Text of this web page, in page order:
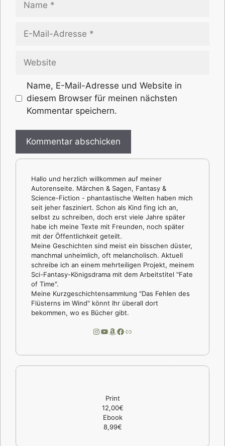
Mail-
Name, E-Mail-Adresse und Website in
diesem Browser für meinen nächsten
Kommentar speichern.
Hallo und herzlich willkommen auf meiner
Autorenseite. Märchen & Sagen, Fantasy &
Science-Fiction - phantastische Welten haben mich
seit jeher fasziniert. Schon als Kind fing ich an,
selbst zu schreiben, doch erst viele Jahre später
habe ich meine Texte mit Freunden, noch später
mit der Öffentlichkeit geteilt.
Meine Geschichten sind meist ein bisschen düster,
manchmal unheimlich, oft melancholisch. Aktuell
schreibe ich an einem mehrteiligen Projekt, meinem
Sci-Fantasy-Königsdrama mit dem Arbeitstitel "Fate
of Time".
Meine Kurzgeschichtensammlung "Das Fehlen des
Flüsterns im Wind" könnt Ihr überall dort
bekommen, wo es Bücher gibt.
Instagram
YouTube
Amazon
Facebook
Link
Print
12,00€
Ebook
8,99€